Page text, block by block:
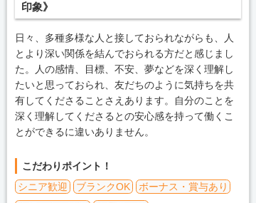
印象》
日々、多種多様な人と接しておられながらも、人
とより深い関係を結んでおられる方だと感じまし
た。人の感情、目標、不安、夢などを深く理解し
たいと思っておられ、友だちのように気持ちを共
有してくださることさえあります。自分のことを
深く理解してくださるとの安心感を持って働くこ
とができるに違いありません。
こだわりポイント！
シニア歓迎
ブランクOK
ボーナス・賞与あり